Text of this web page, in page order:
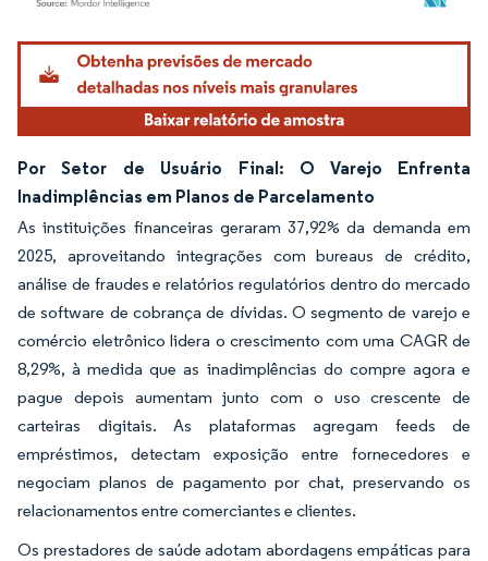
Imagem © Mordor Intelligence. O reuso requer atribuição conforme CC BY 4.0.
Por Setor de Usuário Final: O Varejo Enfrenta
Inadimplências em Planos de Parcelamento
As instituições financeiras geraram 37,92% da demanda em
2025, aproveitando integrações com bureaus de crédito,
análise de fraudes e relatórios regulatórios dentro do mercado
de software de cobrança de dívidas. O segmento de varejo e
comércio eletrônico lidera o crescimento com uma CAGR de
8,29%, à medida que as inadimplências do compre agora e
pague depois aumentam junto com o uso crescente de
carteiras digitais. As plataformas agregam feeds de
empréstimos, detectam exposição entre fornecedores e
negociam planos de pagamento por chat, preservando os
relacionamentos entre comerciantes e clientes.
Os prestadores de saúde adotam abordagens empáticas para